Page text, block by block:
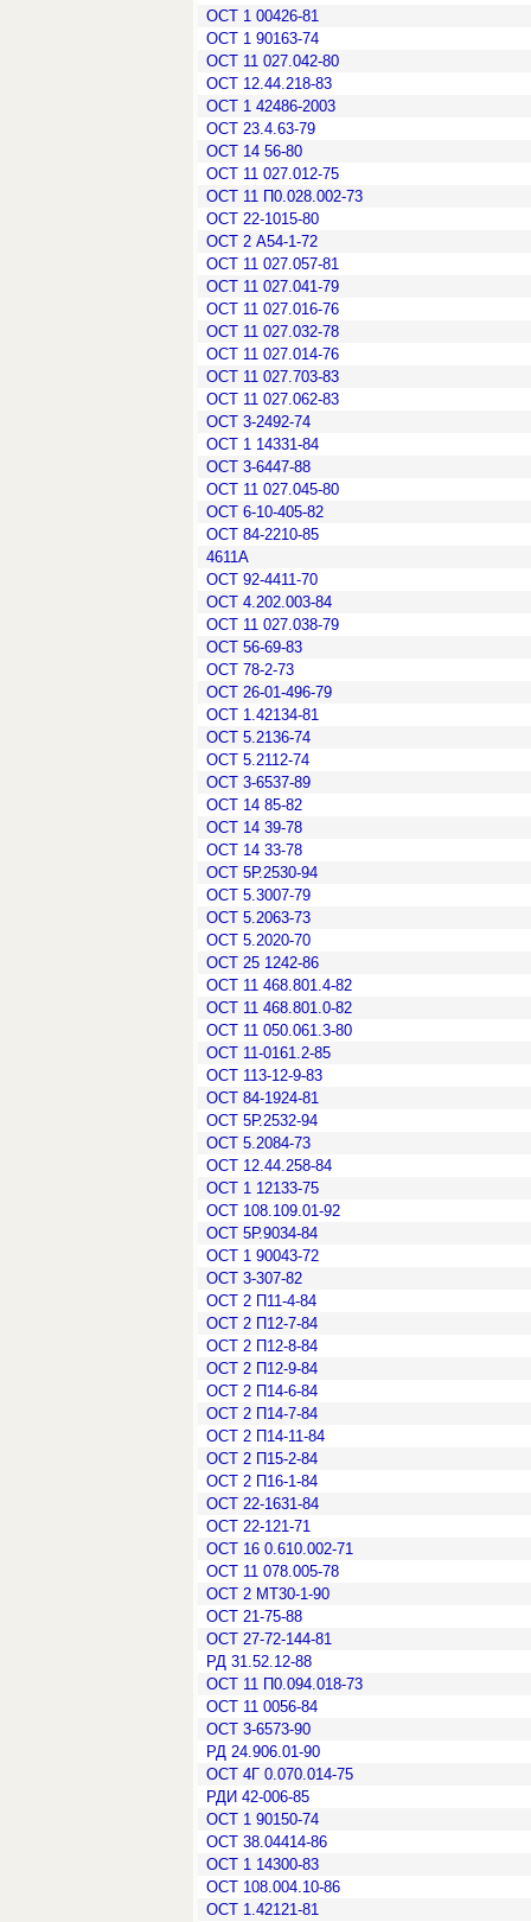
ОСТ 1 00426-81
ОСТ 1 90163-74
ОСТ 11 027.042-80
ОСТ 12.44.218-83
ОСТ 1 42486-2003
ОСТ 23.4.63-79
ОСТ 14 56-80
ОСТ 11 027.012-75
ОСТ 11 П0.028.002-73
ОСТ 22-1015-80
ОСТ 2 А54-1-72
ОСТ 11 027.057-81
ОСТ 11 027.041-79
ОСТ 11 027.016-76
ОСТ 11 027.032-78
ОСТ 11 027.014-76
ОСТ 11 027.703-83
ОСТ 11 027.062-83
ОСТ 3-2492-74
ОСТ 1 14331-84
ОСТ 3-6447-88
ОСТ 11 027.045-80
ОСТ 6-10-405-82
ОСТ 84-2210-85
4611А
ОСТ 92-4411-70
ОСТ 4.202.003-84
ОСТ 11 027.038-79
ОСТ 56-69-83
ОСТ 78-2-73
ОСТ 26-01-496-79
ОСТ 1.42134-81
ОСТ 5.2136-74
ОСТ 5.2112-74
ОСТ 3-6537-89
ОСТ 14 85-82
ОСТ 14 39-78
ОСТ 14 33-78
ОСТ 5Р.2530-94
ОСТ 5.3007-79
ОСТ 5.2063-73
ОСТ 5.2020-70
ОСТ 25 1242-86
ОСТ 11 468.801.4-82
ОСТ 11 468.801.0-82
ОСТ 11 050.061.3-80
ОСТ 11-0161.2-85
ОСТ 113-12-9-83
ОСТ 84-1924-81
ОСТ 5Р.2532-94
ОСТ 5.2084-73
ОСТ 12.44.258-84
ОСТ 1 12133-75
ОСТ 108.109.01-92
ОСТ 5Р.9034-84
ОСТ 1 90043-72
ОСТ 3-307-82
ОСТ 2 П11-4-84
ОСТ 2 П12-7-84
ОСТ 2 П12-8-84
ОСТ 2 П12-9-84
ОСТ 2 П14-6-84
ОСТ 2 П14-7-84
ОСТ 2 П14-11-84
ОСТ 2 П15-2-84
ОСТ 2 П16-1-84
ОСТ 22-1631-84
ОСТ 22-121-71
ОСТ 16 0.610.002-71
ОСТ 11 078.005-78
ОСТ 2 МТ30-1-90
ОСТ 21-75-88
ОСТ 27-72-144-81
РД 31.52.12-88
ОСТ 11 П0.094.018-73
ОСТ 11 0056-84
ОСТ 3-6573-90
РД 24.906.01-90
ОСТ 4Г 0.070.014-75
РДИ 42-006-85
ОСТ 1 90150-74
ОСТ 38.04414-86
ОСТ 1 14300-83
ОСТ 108.004.10-86
ОСТ 1.42121-81